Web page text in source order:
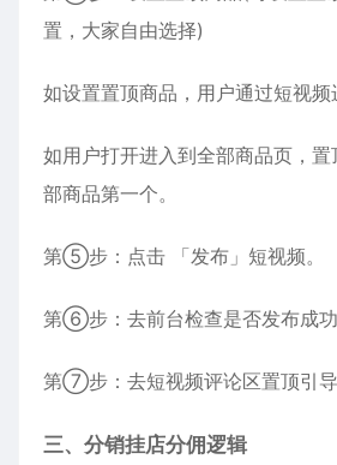
置，大家自由选择)
如设置置顶商品，用户通过短视频
如用户打开进入到全部商品页，
部商品第一个。
第⑤步：点击 「发布」短视频。
第⑥步：去前台检查是否发布成功
第⑦步：去短视频评论区置顶引导
三、分销挂店分佣逻辑